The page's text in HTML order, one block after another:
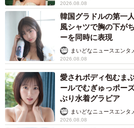
2026.08.08
韓国グラドルの第一
風シャツで胸の下が
ーを同時に表現
まいどなニュースエンタ
2026.08.08
愛されボディ包むま
ールでむぎゅっポー
ぶり水着グラビア
まいどなニュースエンタ
2026.08.08